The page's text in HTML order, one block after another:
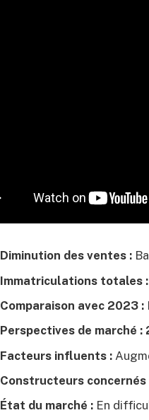
Diminution des ventes :
Immatriculations totales :
Comparaison avec 2023 :
Perspectives de marché :
Facteurs influents :
Constructeurs concernés
État du marché : En